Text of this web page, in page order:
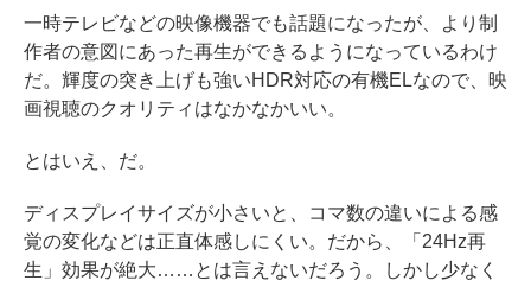
一時テレビなどの映像機器でも話題になったが、より制
作者の意図にあった再生ができるようになっているわけ
だ。輝度の突き上げも強いHDR対応の有機ELなので、映
画視聴のクオリティはなかなかいい。
とはいえ、だ。
ディスプレイサイズが小さいと、コマ数の違いによる感
覚の変化などは正直体感しにくい。だから、「24Hz再
生」効果が絶大……とは言えないだろう。しかし少なく